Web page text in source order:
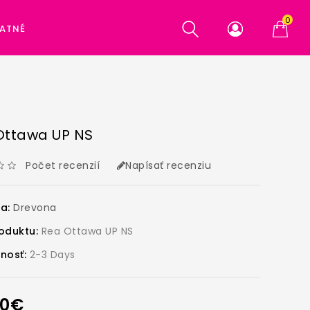
0
UP NS
Počet recenzií Napísať recenziu
Drevona
Rea Ottawa UP NS
2-3 Days